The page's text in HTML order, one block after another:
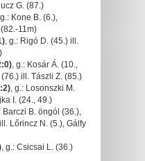
G. (87.)
Kone B. (6.),
11m)
, g.: Rigó D. (45.) ill.
, g.: Kosár Á. (10.,
ill. Tászli Z. (85.)
, g.: Losonszki M.
I. (24., 49.)
Barczi B. öngól (36.),
Lőrincz N. (5.), Gálfy
, g.: Csicsai L. (36.)